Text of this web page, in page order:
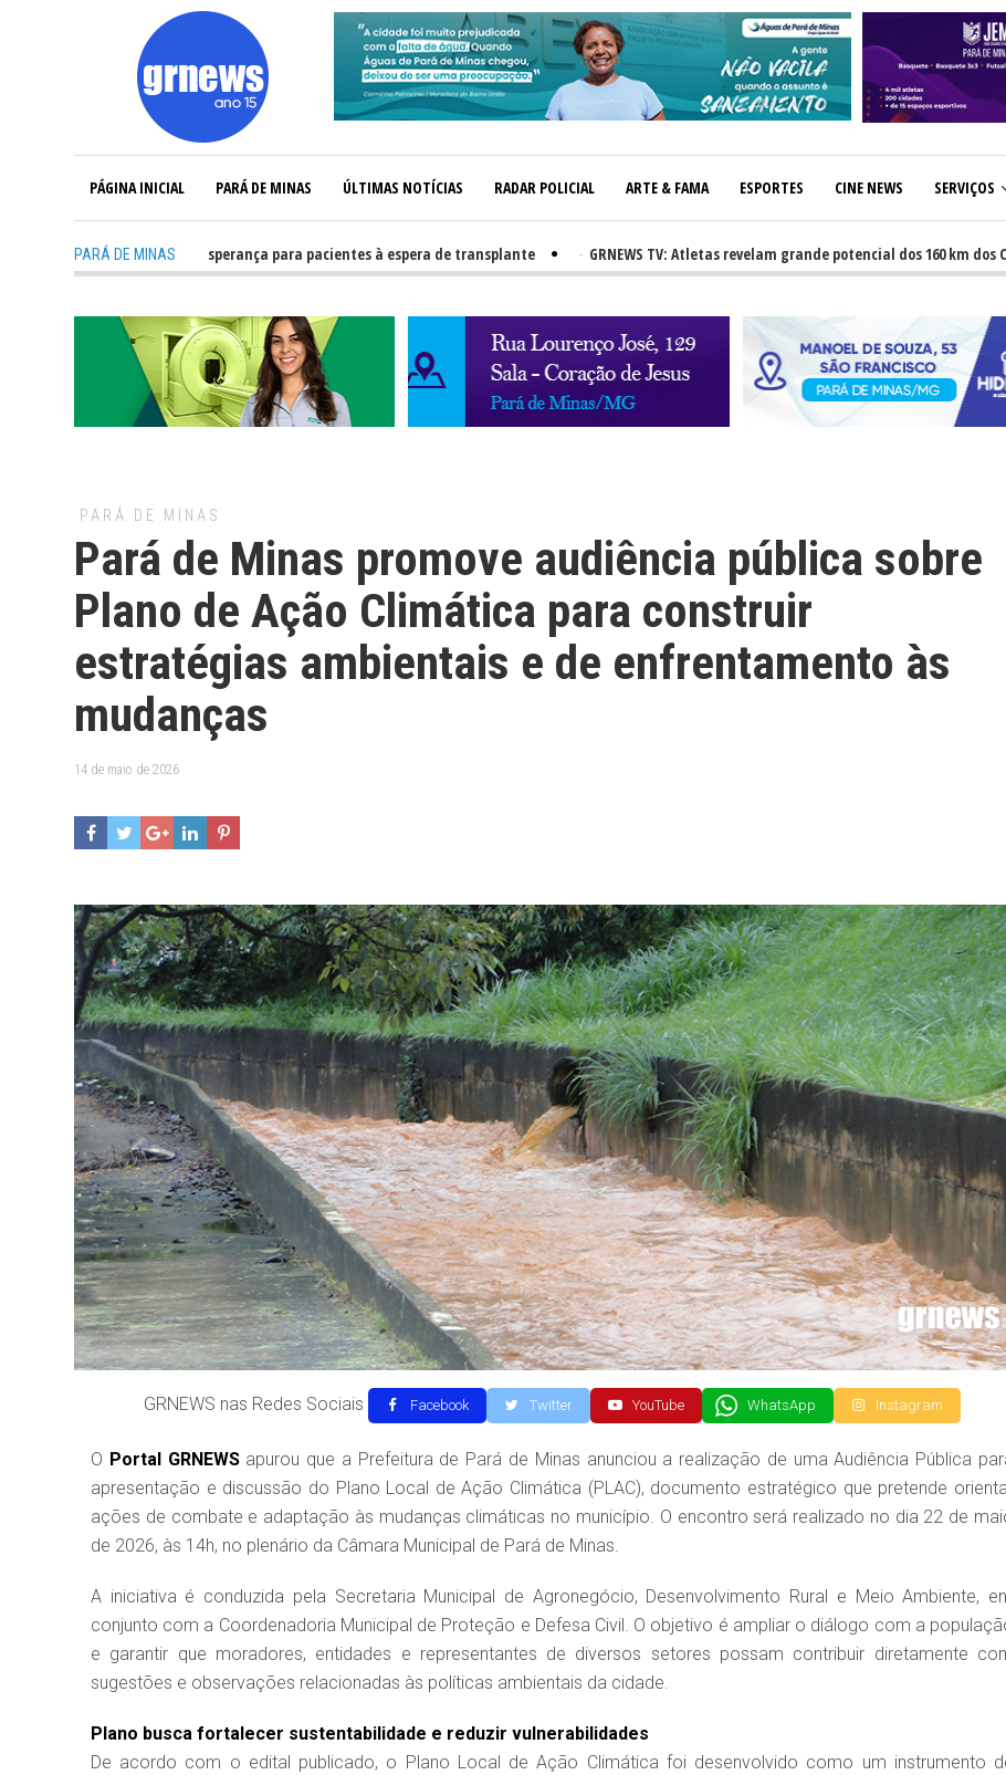
PÁGINA INICIAL PARÁ DE MINAS ÚLTIMAS NOTÍCIAS RADAR POLICIAL ARTE & FAMA ESPORTES CINE NEWS SERVIÇOS
PARÁ DE MINAS
de uma família em esperança para pacientes à espera de transplante - GRNEWS TV: Atletas revelam grande potencial dos 160 km dos
PARÁ DE MINAS
Pará de Minas promove audiência pública sobre
Plano de Ação Climática para construir
estratégias ambientais e de enfrentamento às
mudanças
14 de maio de 2026
GRNEWS nas Redes Sociais Facebook Twitter YouTube WhatsApp Instagram
O Portal GRNEWSapurou que a Prefeitura de Pará de Minas anunciou a realização de uma Audiência Pública
apresentação e discussão do Plano Local de Ação Climática (PLAC), documento estratégico que pretende
ações de combate e adaptação às mudanças climáticas no município. O encontro será realizado no dia 22 de
de 2026, às 14h, no plenário da Câmara Municipal de Pará de Minas.
A iniciativa é conduzida pela Secretaria Municipal de Agronegócio, Desenvolvimento Rural e Meio Ambiente,
conjunto com a Coordenadoria Municipal de Proteção e Defesa Civil. O objetivo é ampliar o diálogo com a
e garantir que moradores, entidades e representantes de diversos setores possam contribuir diretamente
sugestões e observações relacionadas às políticas ambientais da cidade.
Plano busca fortalecer sustentabilidade e reduzir vulnerabilidades
De acordo com o edital publicado, o Plano Local de Ação Climática foi desenvolvido como um instrumento